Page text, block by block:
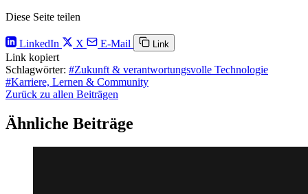
Diese Seite teilen
LinkedIn X E-Mail Link
Link kopiert
Schlagwörter: #Zukunft & verantwortungsvolle Technologie
#Karriere, Lernen & Community
Zurück zu allen Beiträgen
Ähnliche Beiträge